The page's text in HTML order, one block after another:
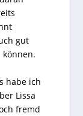
gut
können.
habe ich
Lissa
fremd